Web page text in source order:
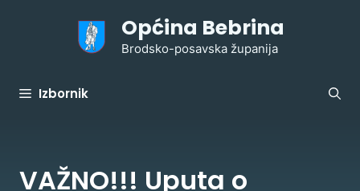
Općina Bebrina
Brodsko-posavska županija
Izbornik
VAŽNO!!! Uputa o